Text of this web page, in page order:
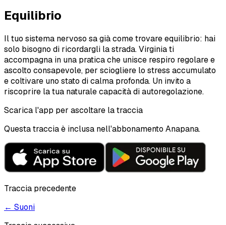
Equilibrio
Il tuo sistema nervoso sa già come trovare equilibrio: hai
solo bisogno di ricordargli la strada. Virginia ti
accompagna in una pratica che unisce respiro regolare e
ascolto consapevole, per sciogliere lo stress accumulato
e coltivare uno stato di calma profonda. Un invito a
riscoprire la tua naturale capacità di autoregolazione.
Scarica l'app per ascoltare la traccia
Questa traccia è inclusa nell'abbonamento Anapana.
Traccia precedente
← Suoni